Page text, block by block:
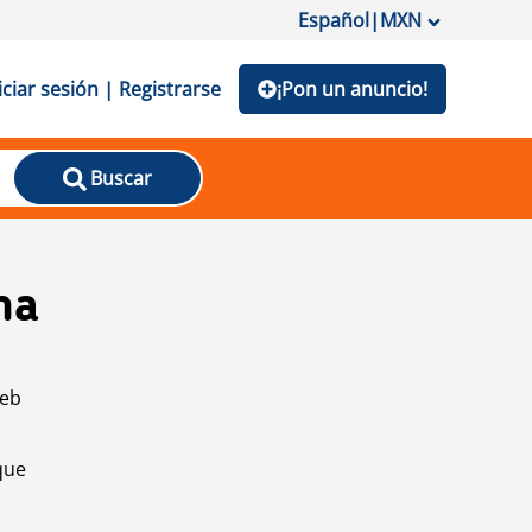
Español|MXN
sesión | Registrarse ¡Pon un anuncio!
Buscar